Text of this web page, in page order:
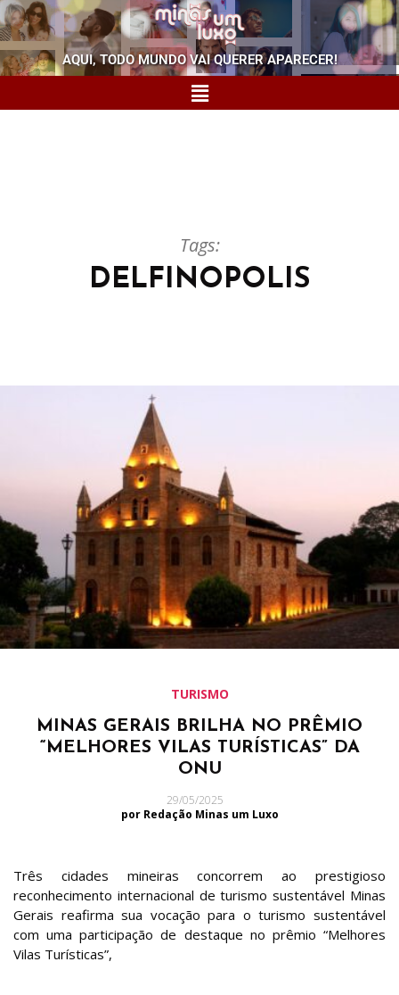
AQUI, TODO MUNDO VAI QUERER APARECER!
Tags:
DELFINOPOLIS
TURISMO
MINAS GERAIS BRILHA NO PRÊMIO
“MELHORES VILAS TURÍSTICAS” DA
ONU
29/05/2025
por Redação Minas um Luxo
Três cidades mineiras concorrem ao prestigioso
reconhecimento internacional de turismo sustentável Minas
Gerais reafirma sua vocação para o turismo sustentável
com uma participação de destaque no prêmio “Melhores
Vilas Turísticas”,